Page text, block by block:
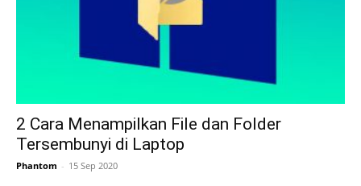
2 Cara Menampilkan File dan Folder
Tersembunyi di Laptop
Phantom - 15 Sep 2020